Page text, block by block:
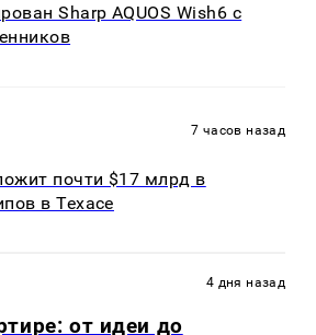
Sharp AQUOS Wish6 с
7 часов назад
почти $17 млрд в
в Техасе
4 дня назад
от идеи до